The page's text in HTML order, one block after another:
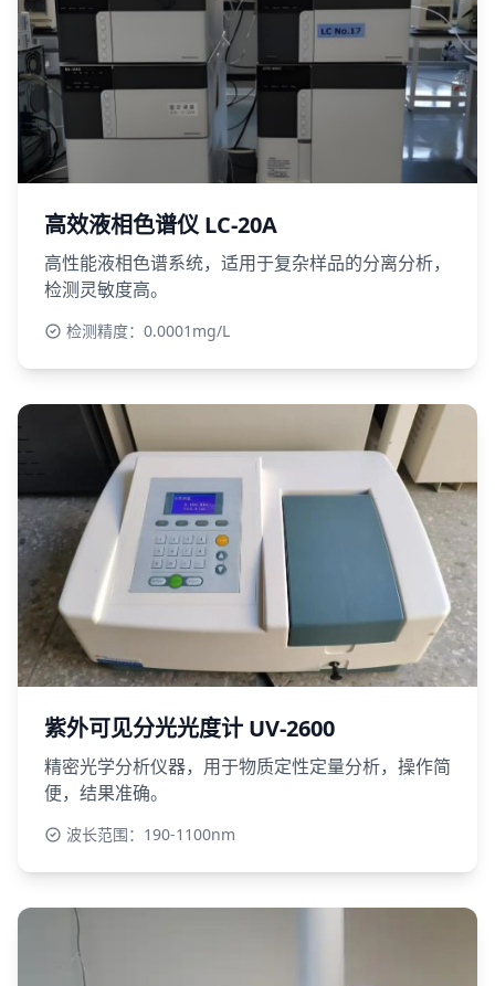
高效液相色谱仪 LC-20A
高性能液相色谱系统，适用于复杂样品的分离分析，
检测灵敏度高。
检测精度：0.0001mg/L
紫外可见分光光度计 UV-2600
精密光学分析仪器，用于物质定性定量分析，操作简
便，结果准确。
波长范围：190-1100nm